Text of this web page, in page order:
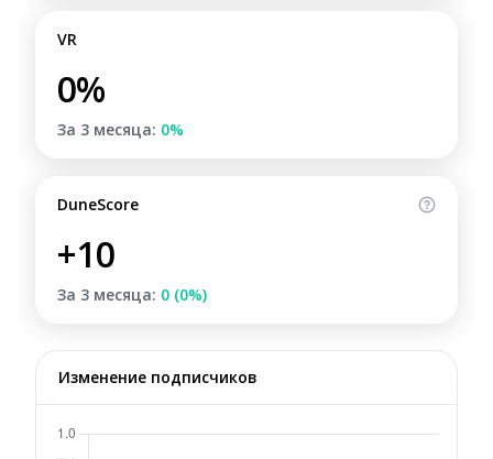
VR
0%
За 3 месяца: 0%
DuneScore
+10
За 3 месяца: 0 (0%)
Изменение подписчиков